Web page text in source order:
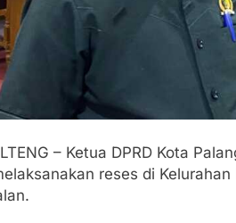
– Ketua DPRD Kota
reses di